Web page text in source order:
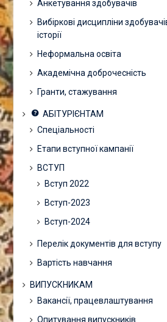
Анкетування здобувачів
Вибіркові дисципліни
історії
Неформальна освіта
Академічна доброчесність
Гранти, стажування
АБІТУРІЄНТАМ
Спеціальності
Етапи вступної кампанії
ВСТУП
Вступ 2022
Вступ-2023
Вступ-2024
Перелік документів для вступу
Вартість навчання
ВИПУСКНИКАМ
Вакансії, працевлаштування
Опитування випускників